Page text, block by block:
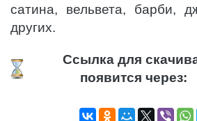
сатина, вельвета, барби,
других.
Ссылка для
появится через: